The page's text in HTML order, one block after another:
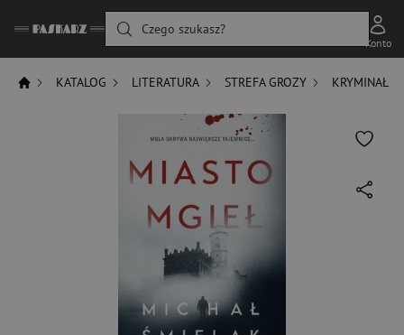
Czego szukasz?
Konto
KATALOG LITERATURA STREFA GROZY KRYMINAŁ